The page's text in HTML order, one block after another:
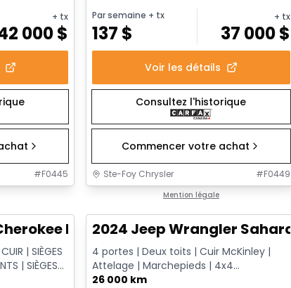
+ tx
000$
#F0445
Par semaine + tx
137 $
+ tx
37 000$
Voir les détails
Consultez l'historique
Commencer votre achat
Ste-Foy Chrysler #F0449
Mention légale
Limited
| SIÈGES
| SIÈGES
Très bonne offre
2024 Jeep Wrangler Sahara
4 portes | Deux toits | Cuir McKinley |
Attelage | Marchepieds | 4x4
Command-Trac
26 000 km